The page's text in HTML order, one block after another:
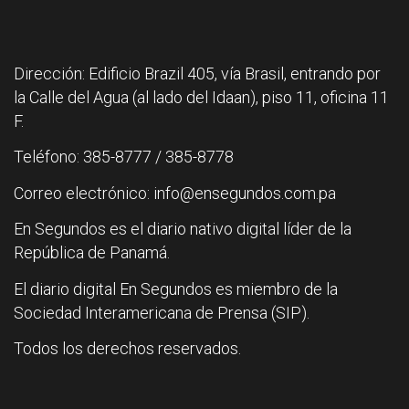
Dirección: Edificio Brazil 405, vía Brasil, entrando por
la Calle del Agua (al lado del Idaan), piso 11, oficina 11
F.
Teléfono: 385-8777 / 385-8778
Correo electrónico: info@ensegundos.com.pa
En Segundos es el diario nativo digital líder de la
República de Panamá.
El diario digital En Segundos es miembro de la
Sociedad Interamericana de Prensa (SIP).
Todos los derechos reservados.